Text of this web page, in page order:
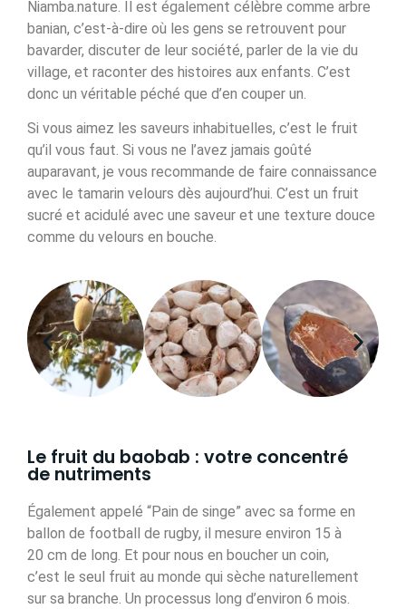
Niamba.nature. Il est également célèbre comme arbre
banian, c’est-à-dire où les gens se retrouvent pour
bavarder, discuter de leur société, parler de la vie du
village, et raconter des histoires aux enfants. C’est
donc un véritable péché que d’en couper un.
Si vous aimez les saveurs inhabituelles, c’est le fruit
qu’il vous faut. Si vous ne l’avez jamais goûté
auparavant, je vous recommande de faire connaissance
avec le tamarin velours dès aujourd’hui. C’est un fruit
sucré et acidulé avec une saveur et une texture douce
comme du velours en bouche.
Le fruit du baobab : votre concentré
de nutriments
Également appelé “Pain de singe” avec sa forme en
ballon de football de rugby, il mesure environ 15 à
20 cm de long. Et pour nous en boucher un coin,
c’est le seul fruit au monde qui sèche naturellement
sur sa branche. Un processus long d’environ 6 mois.